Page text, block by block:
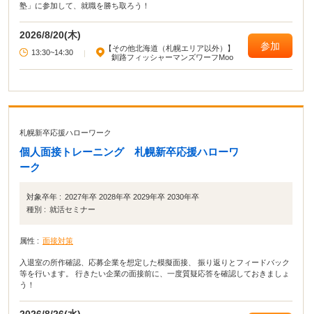
塾」に参加して、就職を勝ち取ろう！
2026/8/20(木)
13:30~14:30 |
【その他北海道（札幌エリア以外）】
釧路フィッシャーマンズワーフMoo
参加
札幌新卒応援ハローワーク
個人面接トレーニング 札幌新卒応援ハローワ
ーク
対象卒年 : 2027年卒 2028年卒 2029年卒 2030年卒
種別 : 就活セミナー
属性 : 面接対策
入退室の所作確認、応募企業を想定した模擬面接、 振り返りとフィードバック
等を行います。 行きたい企業の面接前に、一度質疑応答を確認しておきましょ
う！